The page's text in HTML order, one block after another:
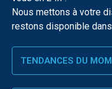
Nous mettons à votre
restons disponible
TENDANCES DU